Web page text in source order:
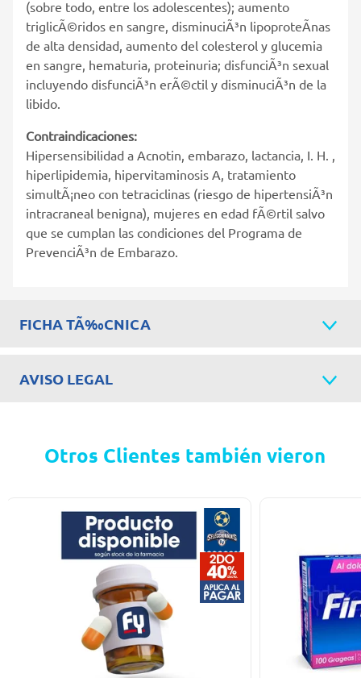
(sobre todo, entre los adolescentes); aumento
triglicÃ©ridos en sangre, disminuciÃ³n lipoproteÃ­nas
de alta densidad, aumento del colesterol y glucemia
en sangre, hematuria, proteinuria; disfunciÃ³n sexual
incluyendo disfunciÃ³n erÃ©ctil y disminuciÃ³n de la
libido.
Contraindicaciones:
Hipersensibilidad a Acnotin, embarazo, lactancia, I. H. ,
hiperlipidemia, hipervitaminosis A, tratamiento
simultÃ¡neo con tetraciclinas (riesgo de hipertensiÃ³n
intracraneal benigna), mujeres en edad fÃ©rtil salvo
que se cumplan las condiciones del Programa de
PrevenciÃ³n de Embarazo.
FICHA TÃ‰CNICA
AVISO LEGAL
Otros Clientes también vieron